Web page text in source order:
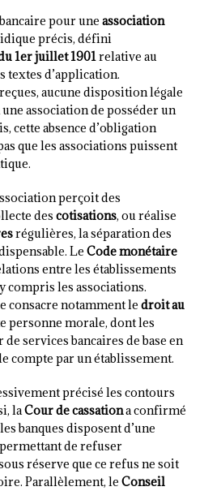
pour une association
précis, défini
1er juillet 1901relative au
textes d’application.
aucune disposition légale
association de posséder un
cette absence d’obligation
que les associations puissent
perçoit des
des cotisations, ou réalise
régulières, la séparation des
Le Code monétaire
entre les établissements
compris les associations.
consacre notamment le droit au
personne morale, dont les
services bancaires de base en
compte par un établissement.
précisé les contours
laCour de cassationa confirmé
banques disposent d’une
de refuser
réserve que ce refus ne soit
Parallèlement, le Conseil